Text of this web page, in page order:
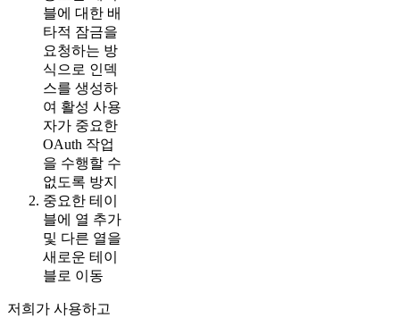
블에 대한 배
타적 잠금을
요청하는 방
식으로 인덱
스를 생성하
여 활성 사용
자가 중요한
OAuth 작업
을 수행할 수
없도록 방지
중요한 테이
블에 열 추가
및 다른 열을
새로운 테이
블로 이동
저희가 사용하고